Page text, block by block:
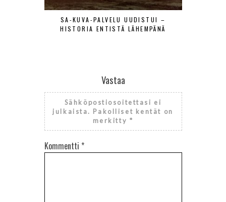
SA-KUVA-PALVELU UUDISTUI –
HISTORIA ENTISTÄ LÄHEMPÄNÄ
Vastaa
Sähköpostiosoitettasi ei
julkaista. Pakolliset kentät on
merkitty *
Kommentti *